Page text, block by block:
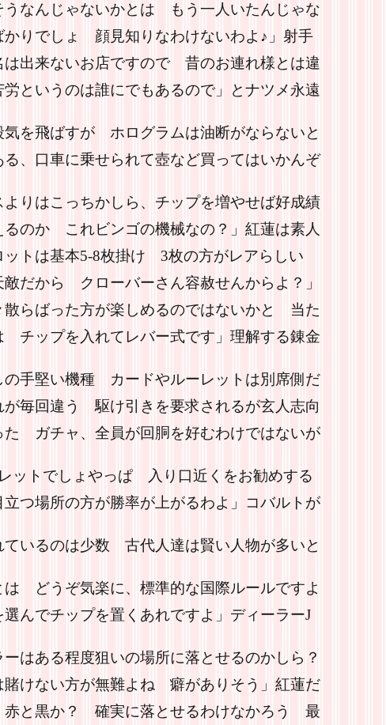
うなんじゃないかとは もう一人いたんじゃな
りでしょ 顔見知りなわけないわよ♪」射手
出来ないお店ですので 昔のお連れ様とは違
というのは誰にでもあるので」とナツメ永遠
を飛ばすが ホログラムは油断がならないと
、口車に乗せられて壺など買ってはいかんぞ
りはこっちかしら、チップを増やせば好成績
のか これビンゴの機械なの？」紅蓮は素人
ットは基本5-8枚掛け 3枚の方がレアらしい
だから クローバーさん容赦せんからよ？」
散らばった方が楽しめるのではないかと 当た
チップを入れてレバー式です」理解する錬金
の手堅い機種 カードやルーレットは別席側だ
が毎回違う 駆け引きを要求されるが玄人志向
た ガチャ、全員が回胴を好むわけではないが
ットでしょやっぱ 入り口近くをお勧めする
つ場所の方が勝率が上がるわよ」コバルトが
いるのは少数 古代人達は賢い人物が多いと
は どうぞ気楽に、標準的な国際ルールですよ
んでチップを置くあれですよ」ディーラーJ
はある程度狙いの場所に落とせるのかしら？
賭けない方が無難よね 癖がありそう」紅蓮だ
と黒か？ 確実に落とせるわけなかろう 最